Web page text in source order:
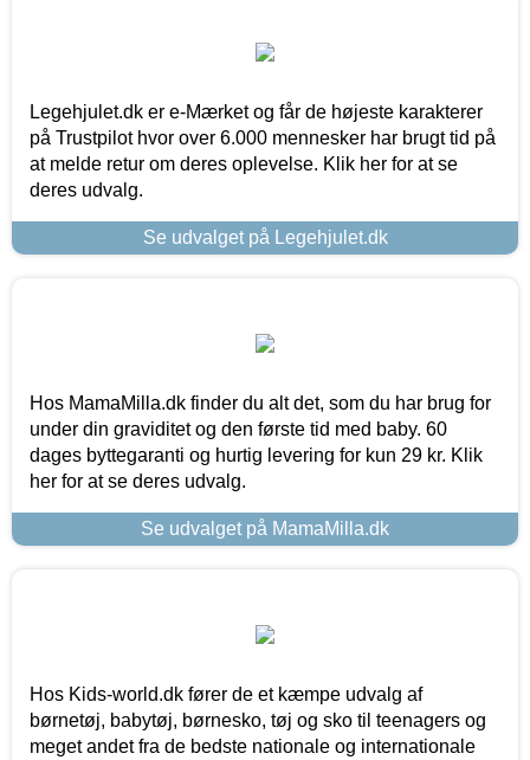
Legehjulet.dk er e-Mærket og får de højeste karakterer
på Trustpilot hvor over 6.000 mennesker har brugt tid på
at melde retur om deres oplevelse. Klik her for at se
deres udvalg.
Se udvalget på Legehjulet.dk
Hos MamaMilla.dk finder du alt det, som du har brug for
under din graviditet og den første tid med baby. 60
dages byttegaranti og hurtig levering for kun 29 kr. Klik
her for at se deres udvalg.
Se udvalget på MamaMilla.dk
Hos Kids-world.dk fører de et kæmpe udvalg af
børnetøj, babytøj, børnesko, tøj og sko til teenagers og
meget andet fra de bedste nationale og internationale